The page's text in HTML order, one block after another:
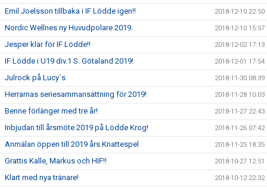
Emil Joelsson tillbaka i IF Lödde igen!! 2018-12-10 22:50
Nordic Wellnes ny Huvudpolare 2019. 2018-12-10 15:57
Jesper klar för IF Lödde!! 2018-12-02 17:13
IF Lödde i U19 div.1 S. Götaland 2019! 2018-12-01 17:54
Julrock på Lucy´s 2018-11-30 08:39
Herrarnas seriesammansättning för 2019! 2018-11-28 10:03
Benne förlänger med tre år! 2018-11-27 22:43
Inbjudan till årsmöte 2019 på Lödde Krog! 2018-11-26 07:42
Anmälan öppen till 2019 års Knattespel 2018-11-25 18:35
Grattis Kalle, Markus och HIF!! 2018-10-27 12:51
Klart med nya tränare! 2018-10-12 22:32